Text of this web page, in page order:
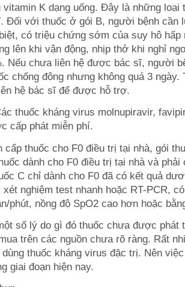
vitamin K dạng uống. Đây là những
Đối với thuốc ở gói B, người bệnh cần
có triệu chứng sớm của suy hô
lên khi vận động, nhịp thở khi nghỉ
Nếu chưa liên hệ được bác sĩ, người
chống đông nhưng không quá 3
hệ bác sĩ để được hỗ trợ.
thuốc kháng virus molnupiravir,
cấp phát miễn phí.
cấp thuốc cho F0 điều trị tại nhà, gói
dành cho F0 điều trị tại nhà và
C chỉ dành cho F0 đã có kết quả
nghiệm test nhanh hoặc RT-PCR,
phút, nồng độ SpO2 cao hơn hoặc
số lý do gì đó thuốc chưa được phát
trên các nguồn chưa rõ ràng. Rất
thuốc kháng virus đặc trị. Nên
giai đoạn hiện nay.